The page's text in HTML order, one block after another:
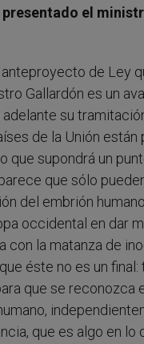
el
de Ley
Gallardón es un
su
de la Unión están
que supondrá un
que sólo
del embrión
occidental en dar
con la matanza de
éste no es un final:
que se reconozca
que es algo en lo